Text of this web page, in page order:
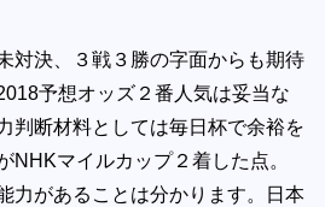
対決、３戦３勝の字面からも期待
予想オッズ２番人気は妥当な
判断材料としては毎日杯で余裕を
NHKマイルカップ２着した点。
力があることは分かります。日本